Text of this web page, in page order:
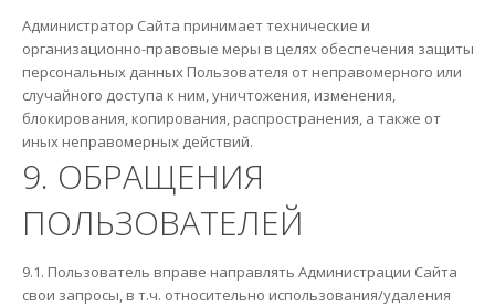
Администратор Сайта принимает технические и
организационно-правовые меры в целях обеспечения защиты
персональных данных Пользователя от неправомерного или
случайного доступа к ним, уничтожения, изменения,
блокирования, копирования, распространения, а также от
иных неправомерных действий.
9. ОБРАЩЕНИЯ
ПОЛЬЗОВАТЕЛЕЙ
9.1. Пользователь вправе направлять Администрации Сайта
свои запросы, в т.ч. относительно использования/удаления